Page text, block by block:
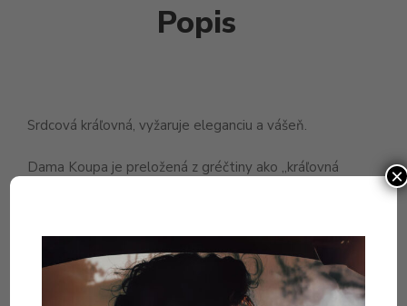
Popis
Srdcová kráľovná, vyžaruje eleganciu a vášeň.
Dama Koupa je preložená z gréčtiny ako „kráľovná
vulgárna alebo kričala do tváre o pozornosť.
Zdokonalenie tohto vzorca trvalo asi 2 roky. V srdci
×